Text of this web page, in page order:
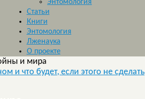
Энтомология
Статьи
Книги
Энтомология
Лженаука
О проекте
и мира
и что будет, если этого не сделать